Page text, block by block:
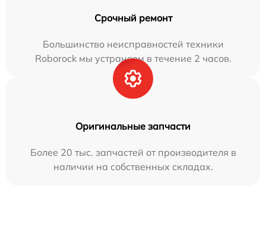
Срочный ремонт
Большинство неисправностей техники
Roborock мы устраняем в течение 2 часов.
Оригинальные запчасти
Более 20 тыс. запчастей от производителя в
наличии на собственных складах.